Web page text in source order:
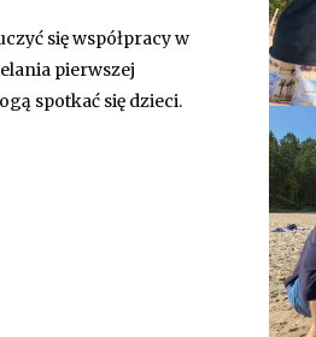
się współpracy w
pierwszej
spotkać się dzieci.